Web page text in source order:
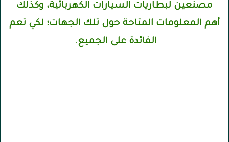
مصنعين لبطاريات السيارات الكهربائية، وكذلك
أهم المعلومات المتاحة حول تلك الجهات؛ لكي تعم
الفائدة على الجميع.